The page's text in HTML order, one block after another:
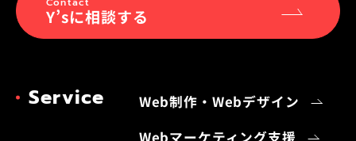
Y’sに相談する
Service
Web制作・Webデザイン
Webマーケティング支援